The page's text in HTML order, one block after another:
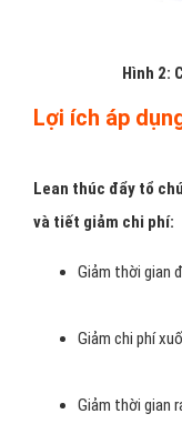
Hình 2:
Lợi ích áp
Lean thúc đẩy tổ
và tiết giảm chi phí:
Giảm thời gian
Giảm chi phí
Giảm thời gian